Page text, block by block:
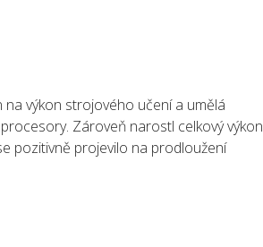
na výkon strojového učení a umělá
Zároveň narostl celkový výkon
pozitivně projevilo na prodloužení